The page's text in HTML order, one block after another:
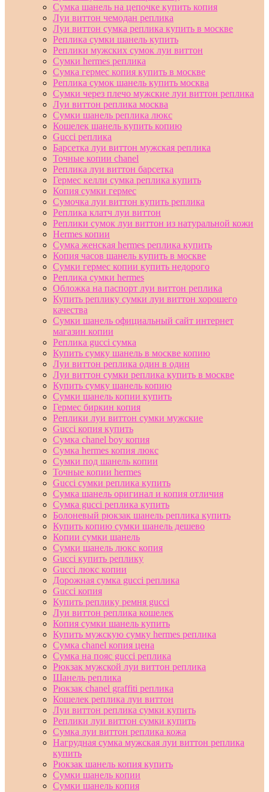
Сумка шанель на цепочке купить копия
Луи виттон чемодан реплика
Луи виттон сумка реплика купить в москве
Реплика сумки шанель купить
Реплики мужских сумок луи виттон
Сумки hermes реплика
Сумка гермес копия купить в москве
Реплика сумок шанель купить москва
Сумки через плечо мужские луи виттон реплика
Луи виттон реплика москва
Сумки шанель реплика люкс
Кошелек шанель купить копию
Gucci реплика
Барсетка луи виттон мужская реплика
Точные копии chanel
Реплика луи виттон барсетка
Гермес келли сумка реплика купить
Копия сумки гермес
Сумочка луи виттон купить реплика
Реплика клатч луи виттон
Реплики сумок луи виттон из натуральной кожи
Hermes копии
Сумка женская hermes реплика купить
Копия часов шанель купить в москве
Сумки гермес копии купить недорого
Реплика сумки hermes
Обложка на паспорт луи виттон реплика
Купить реплику сумки луи виттон хорошего
качества
Сумки шанель официальный сайт интернет
магазин копии
Реплика gucci сумка
Купить сумку шанель в москве копию
Луи виттон реплика один в один
Луи виттон сумки реплика купить в москве
Купить сумку шанель копию
Сумки шанель копии купить
Гермес биркин копия
Реплики луи виттон сумки мужские
Gucci копия купить
Сумка chanel boy копия
Сумка hermes копия люкс
Сумки под шанель копии
Точные копии hermes
Gucci сумки реплика купить
Сумка шанель оригинал и копия отличия
Сумка gucci реплика купить
Болоневый рюкзак шанель реплика купить
Купить копию сумки шанель дешево
Копии сумки шанель
Сумки шанель люкс копия
Gucci купить реплику
Gucci люкс копии
Дорожная сумка gucci реплика
Gucci копия
Купить реплику ремня gucci
Луи виттон реплика кошелек
Копия сумки шанель купить
Купить мужскую сумку hermes реплика
Сумка chanel копия цена
Сумка на пояс gucci реплика
Рюкзак мужской луи виттон реплика
Шанель реплика
Рюкзак chanel graffiti реплика
Кошелек реплика луи виттон
Луи виттон реплика сумки купить
Реплики луи виттон сумки купить
Сумка луи виттон реплика кожа
Нагрудная сумка мужская луи виттон реплика
купить
Рюкзак шанель копия купить
Сумки шанель копии
Сумки шанель копия